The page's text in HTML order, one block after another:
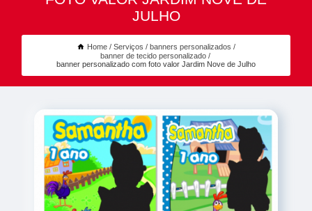
JULHO
Home Serviços
banners personalizados
banner de tecido personalizado
banner personalizado com foto valor Jardim Nove de Julho